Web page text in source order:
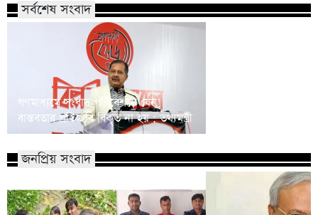
সর্বশেষ সংবাদ
গণমাধ্যমে সংবাদ পরিবেশনে যেন
বাস্তবতার প্রতিচ্ছবি বিকৃত না হয় : তথ্যমন্ত্রী
জনপ্রিয় সংবাদ